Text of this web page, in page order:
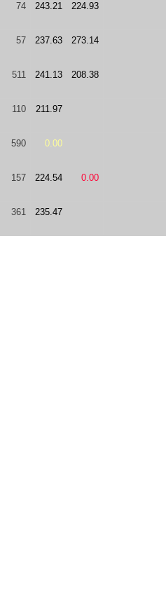
74 243.21 224.93
57 237.63 273.14
511 241.13 208.38
110 211.97
590 0.00
157 224.54 0.00
361 235.47